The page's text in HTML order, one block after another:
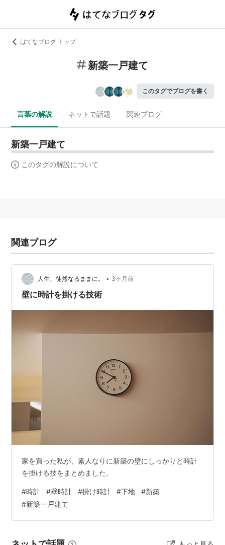
はてなブログ トップ
新築一戸建て
このタグでブログを書く
言葉の解説 ネットで話題 関連ブログ
新築一戸建て
このタグの解説について
関連ブログ
人生、徒然なるままに。 • 3ヶ月前
壁に時計を掛ける技術
家を買った私が、素人なりに新築の壁にしっかりと時計
を掛ける技をまとめました。
#時計 #壁時計 #掛け時計 #下地 #新築
#新築一戸建て